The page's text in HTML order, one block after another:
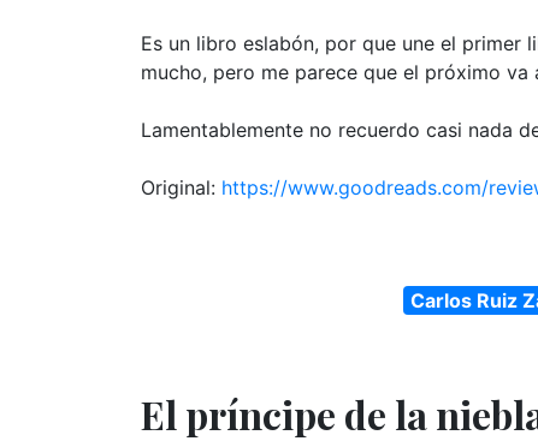
Es un libro eslabón, por que une el primer
mucho, pero me parece que el próximo va
Lamentablemente no recuerdo casi nada
Original: https://www.goodreads.com/
Carlos Ruiz
El príncipe de la